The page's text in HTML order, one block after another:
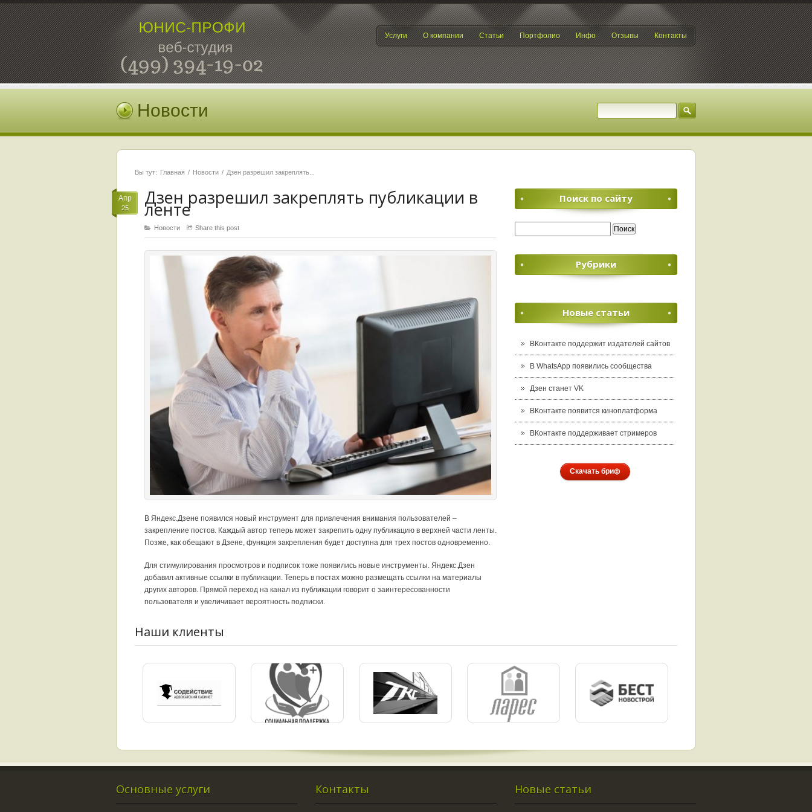
Услуги О компании Статьи Портфолио Инфо Отзывы Контакты
Новости
Вы тут: Главная Новости Дзен разрешил закреплять...
Апр
25 Дзен разрешил закреплять публикации в
ленте
Новости Share this post
В Яндекс.Дзене появился новый инструмент для привлечения внимания пользователей –
закрепление постов. Каждый автор теперь может закрепить одну публикацию в верхней части ленты.
Позже, как обещают в Дзене, функция закрепления будет доступна для трех постов одновременно.
Для стимулирования просмотров и подписок тоже появились новые инструменты. Яндекс.Дзен
добавил активные ссылки в публикации. Теперь в постах можно размещать ссылки на материалы
других авторов. Прямой переход на канал из публикации говорит о заинтересованности
пользователя и увеличивает вероятность подписки.
Поиск по сайту
Рубрики
Новые статьи
ВКонтакте поддержит издателей сайтов
В WhatsApp появились сообщества
Дзен станет VK
ВКонтакте появится киноплатформа
ВКонтакте поддерживает стримеров
Скачать бриф
Наши клиенты
Основные услуги Контакты Новые статьи